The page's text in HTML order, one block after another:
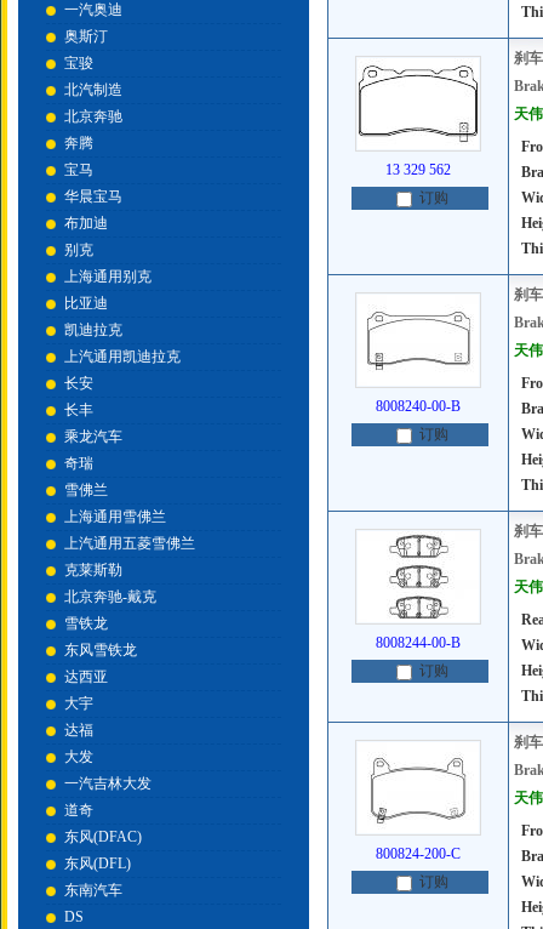
订购
13 329 562
刹
天
订购
8008240-00-B
刹
天
订购
8008244-00-B
刹
天
订购
800824-200-C
刹
天
一汽奥迪
奥斯汀
宝骏
北汽制造
北京奔驰
奔腾
宝马
华晨宝马
布加迪
别克
上海通用别克
比亚迪
凯迪拉克
上汽通用凯迪拉克
长安
长丰
乘龙汽车
奇瑞
雪佛兰
上海通用雪佛兰
上汽通用五菱雪佛兰
克莱斯勒
北京奔驰-戴克
雪铁龙
东风雪铁龙
达西亚
大宇
达福
大发
一汽吉林大发
道奇
东风(DFAC)
东风(DFL)
东南汽车
DS